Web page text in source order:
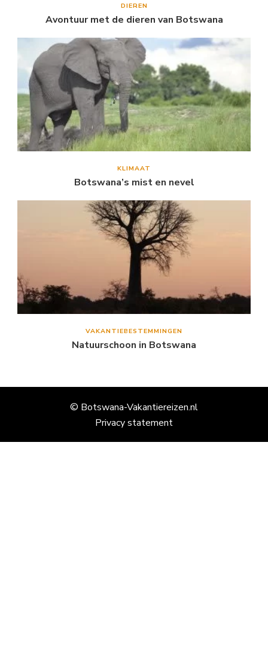
DIEREN
Avontuur met de dieren van Botswana
KLIMAAT
Botswana’s mist en nevel
VAKANTIEBESTEMMINGEN
Natuurschoon in Botswana
© Botswana-Vakantiereizen.nl
Privacy statement